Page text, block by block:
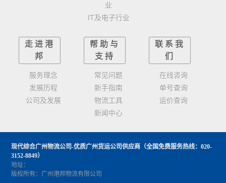
业
IT及电子行业
走进港
邦
服务理念
发展历程
公司及发展
帮助与
支持
常见问题
新手指南
物流工具
新闻中心
联系我
们
在线咨询
单号查询
运价查询
现代综合广州物流公司-优质广州货运公司供应商 （全国免费服务热线：020-
3152-8849）
地址：
版权所有：广州港邦物流有限公司